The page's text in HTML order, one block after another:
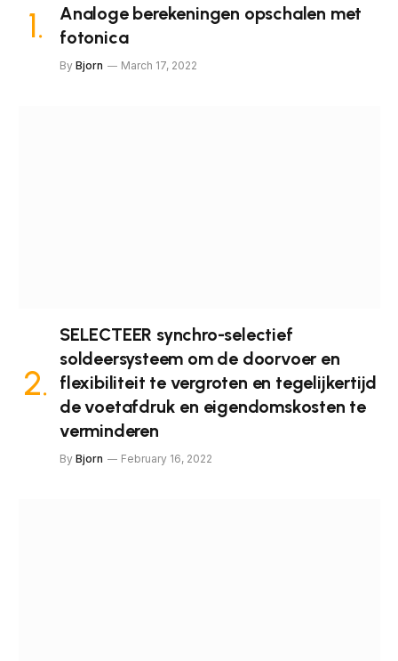
Analoge berekeningen opschalen met
fotonica
By Bjorn March 17, 2022
SELECTEER synchro-selectief
soldeersysteem om de doorvoer en
flexibiliteit te vergroten en tegelijkertijd
de voetafdruk en eigendomskosten te
verminderen
By Bjorn February 16, 2022